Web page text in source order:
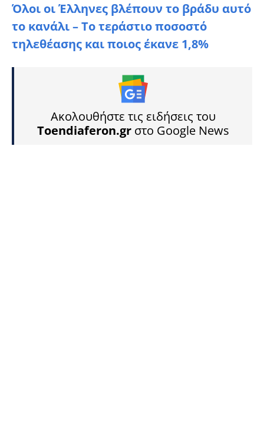
Όλοι οι Έλληνες βλέπουν το βράδυ αυτό
το κανάλι – Το τεράστιο ποσοστό
τηλεθέασης και ποιος έκανε 1,8%
Ακολουθήστε τις ειδήσεις του
Toendiaferon.gr στο Google News